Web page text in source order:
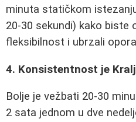
minuta statičkom
20-30 sekundi) kako biste
fleksibilnost i ubrzali
4. Konsistentnost je Kralj
Bolje je vežbati 20-30
2 sata jednom u dve